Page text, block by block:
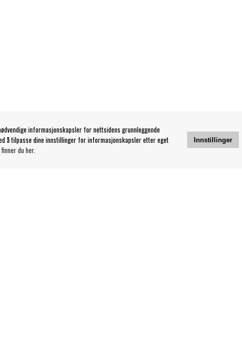
informasjonskapsler for nettsidens grunnleggende
å tilpasse dine innstillinger for informasjonskapsler etter eget
finner du her.
Innstillinger